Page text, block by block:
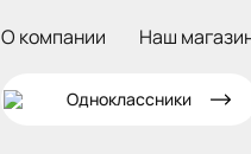
О компании Наш
Одноклассники